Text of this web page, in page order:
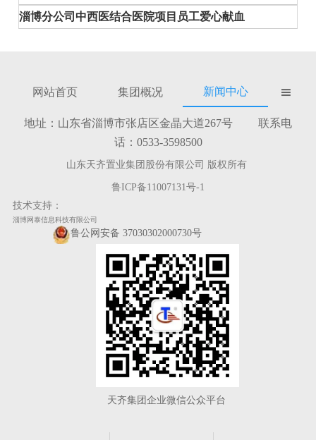
淄博分公司中西医结合医院项目员工爱心献血
网站首页 集团概况 新闻中心 
地址：山东省淄博市张店区金晶大道267号 联系电
话：0533-3598500
山东天齐置业集团股份有限公司 版权所有
鲁ICP备11007131号-1
技术支持：
淄博网泰信息科技有限公司
鲁公网安备 37030302000730号
天齐集团企业微信公众平台